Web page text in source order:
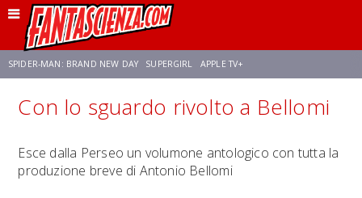
SPIDER-MAN: BRAND NEW DAY SUPERGIRL APPLE TV+
FRANCO RICCIARDIELLO ZENDAYA STAR TREK AVENGERS: DOOMSDAY
NETFLIX SADIE SINK STAR TREK: STRANGE NEW WORLDS
Con lo sguardo rivolto a Bellomi
Esce dalla Perseo un volumone antologico con tutta la
produzione breve di Antonio Bellomi